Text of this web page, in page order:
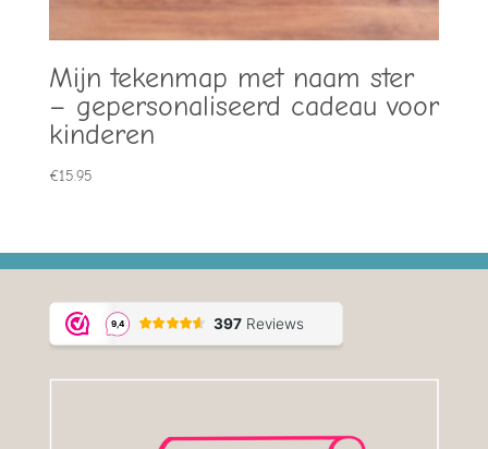
Mijn tekenmap met naam ster
– gepersonaliseerd cadeau voor
kinderen
€15.95